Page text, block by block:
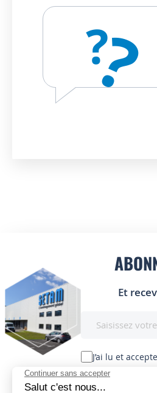
?
?
Et
lettre
d’information
:
J’ai lu et accepte